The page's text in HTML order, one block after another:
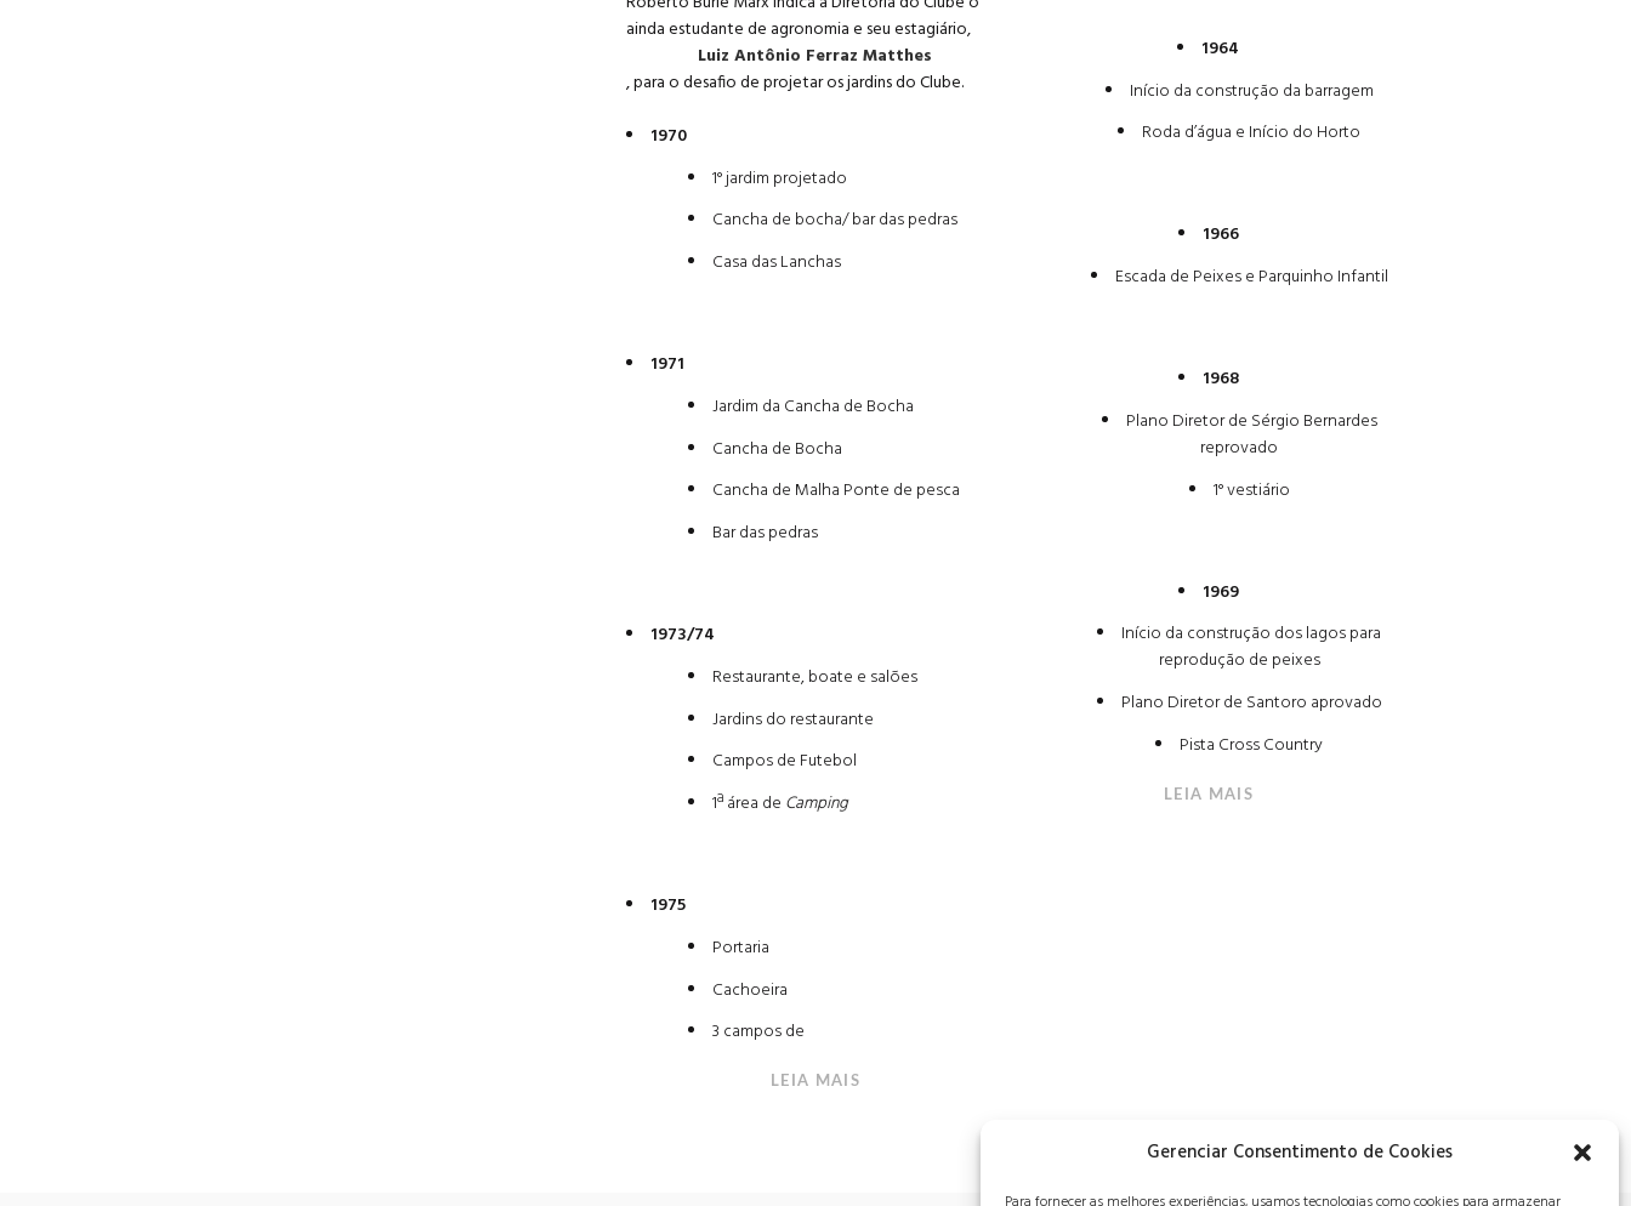
Gerenciar Consentimento de Cookies
ainda estudante de agronomia e seu estagiário,
Luiz Antônio Ferraz Matthes
, para o desafio de projetar os jardins do Clube.
1970
1° jardim projetado
Cancha de bocha/ bar das pedras
Casa das Lanchas
1971
Jardim da Cancha de Bocha
Cancha de Bocha
Cancha de Malha Ponte de pesca
Bar das pedras
1973/74
Restaurante, boate e salões
Jardins do restaurante
Campos de Futebol
1ª área de Camping
1975
Portaria
Cachoeira
3 campos de
LEIA MAIS
1964
Início da construção da barragem
Roda d’água e Início do Horto
1966
Escada de Peixes e Parquinho Infantil
1968
Plano Diretor de Sérgio Bernardes
reprovado
1° vestiário
1969
Início da construção dos lagos para
reprodução de peixes
Plano Diretor de Santoro aprovado
Pista Cross Country
LEIA MAIS